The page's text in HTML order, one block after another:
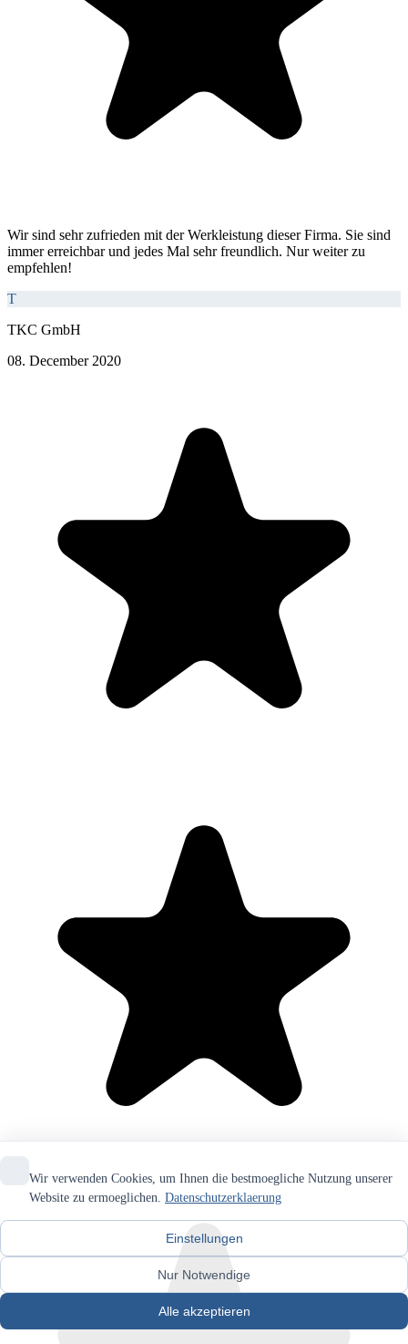
Wir sind sehr zufrieden mit der Werkleistung dieser Firma. Sie sind
immer erreichbar und jedes Mal sehr freundlich. Nur weiter zu
empfehlen!
T
TKC GmbH
08. December 2020
Wir verwenden Cookies, um Ihnen die bestmoegliche Nutzung unserer
Website zu ermoeglichen. Datenschutzerklaerung
Einstellungen
Nur Notwendige
Alle akzeptieren